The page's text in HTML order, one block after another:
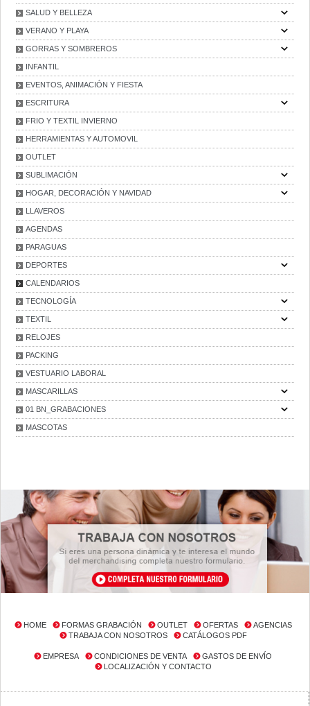
SALUD Y BELLEZA
VERANO Y PLAYA
GORRAS Y SOMBREROS
INFANTIL
EVENTOS, ANIMACIÓN Y FIESTA
ESCRITURA
FRIO Y TEXTIL INVIERNO
HERRAMIENTAS Y AUTOMOVIL
OUTLET
SUBLIMACIÓN
HOGAR, DECORACIÓN Y NAVIDAD
LLAVEROS
AGENDAS
PARAGUAS
DEPORTES
CALENDARIOS
TECNOLOGÍA
TEXTIL
RELOJES
PACKING
VESTUARIO LABORAL
MASCARILLAS
01 BN_GRABACIONES
MASCOTAS
HOME FORMAS GRABACIÓN OUTLET OFERTAS
AGENCIAS
TRABAJA CON NOSOTROS
CATÁLOGOS PDF
EMPRESA CONDICIONES DE VENTA
GASTOS DE ENVÍO
LOCALIZACIÓN Y CONTACTO